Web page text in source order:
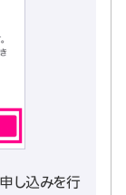
し込みを行